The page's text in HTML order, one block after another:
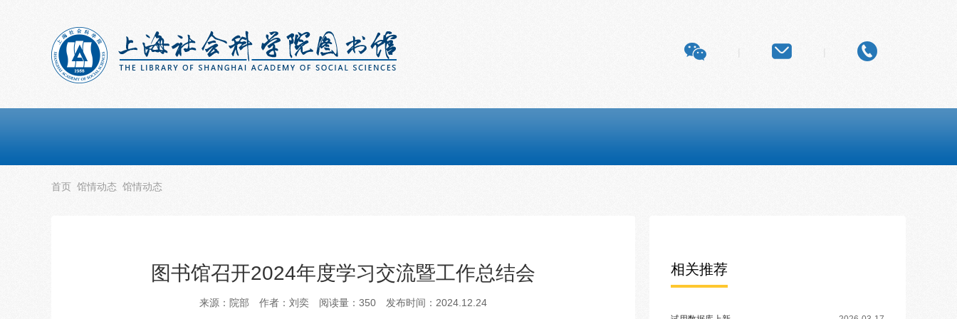
首页 馆情动态 馆情动态
图书馆召开2024年度学习交流暨工作总结会
来源：院部 作者：刘奕 阅读量： 350 发布时间：2024.12.24
相关推荐